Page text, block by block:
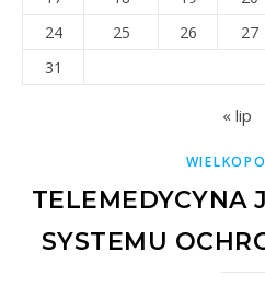
24
25 26 27
31
« lip
TELEMEDYCYNA
SYSTEMU